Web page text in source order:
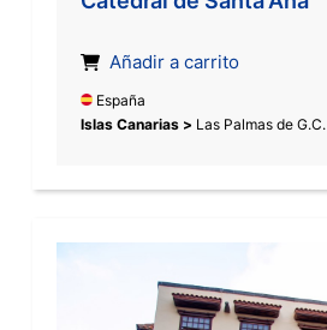
Añadir a carrito
España
Islas Canarias > Las Palmas de G.C.